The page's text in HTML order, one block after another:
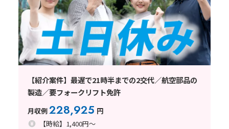
【紹介案件】最遅で21時半までの2交代／航空部品の
製造／要フォークリフト免許
月収例228,925 円
【時給】1,400円～